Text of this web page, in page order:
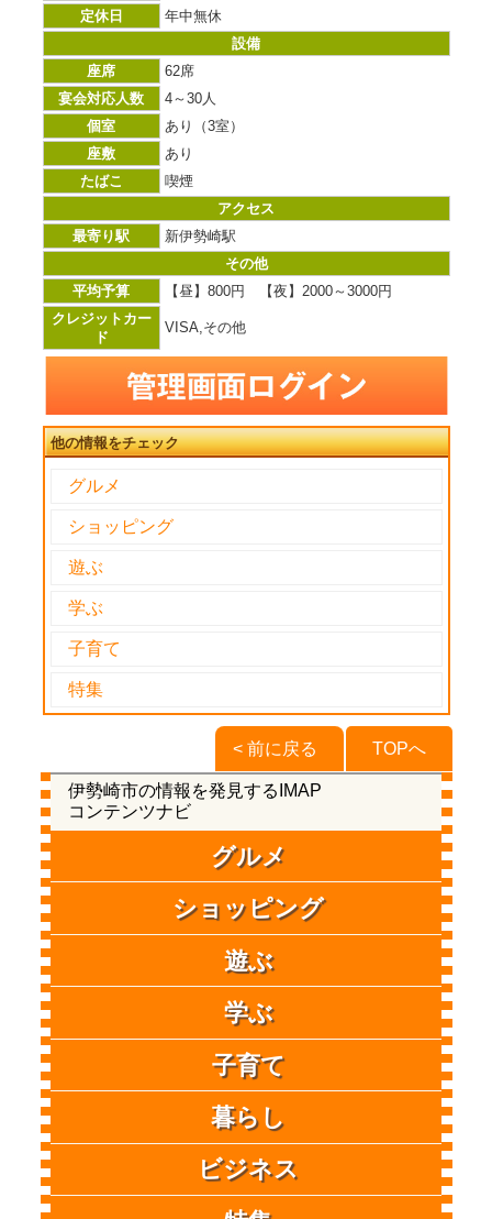
定休日
年中無休
設備
座席
62席
宴会対応人数
4～30人
個室
あり（3室）
座敷
あり
たばこ
喫煙
アクセス
最寄り駅
新伊勢崎駅
その他
平均予算
【昼】800円 【夜】2000～3000円
クレジットカー
ド
VISA,その他
他の情報をチェック
グルメ
ショッピング
遊ぶ
学ぶ
子育て
特集
TOPへ
< 前に戻る
伊勢崎市の情報を発見するIMAP
コンテンツナビ
グルメ
ショッピング
遊ぶ
学ぶ
子育て
暮らし
ビジネス